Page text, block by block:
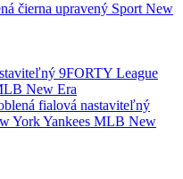
čierna upravený Sport New
fialová nastaviteľný
York Yankees MLB New